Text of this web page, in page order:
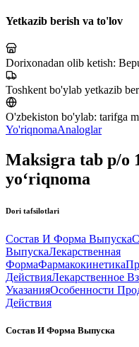
Yetkazib berish va to'lov
Dorixonadan olib ketish:
Toshkent bo'ylab yetkazib
O'zbekiston bo'ylab: tarifga
Yo'riqnomaAnaloglar
Maksigra tab p/o
yo‘riqnoma
Dori tafsilotlari
Состав И Форма Выпуска
ВыпускаЛекарственная
ФормаФармакокинетика
ДействияЛекарственное
УказанияОсобенности
Действия
Состав И Форма Выпуска